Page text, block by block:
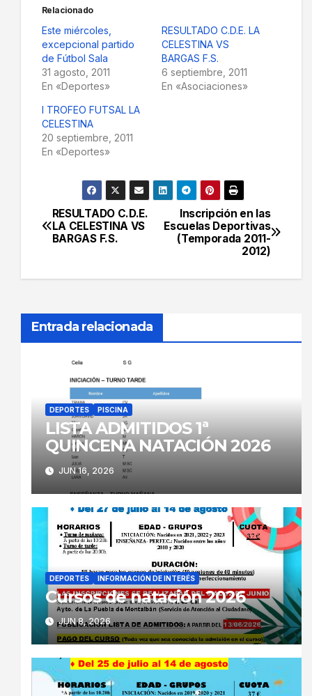
Relacionado
Este miércoles,
excepcional partido
de Fútbol Sala
31 agosto, 2011
En «Deportes»
RESULTADO C.D.E. LA
CELESTINA VS
BARGAS F.S.
6 septiembre, 2011
En «Asociaciones»
I TROFEO FUTSAL LA
CELESTINA
20 septiembre, 2011
En «Deportes»
Navegación
de
entradas
Inscripción en las
Escuelas Deportivas
(Temporada 2011-
2012)
RESULTADO C.D.E.
LA CELESTINA VS
BARGAS F.S.
Entrada relacionada
DEPORTES PISCINA
LISTA ADMITIDOS 1ª
QUINCENA NATACIÓN 2026
JUN 16, 2026
DEPORTES INFORMACIÓN DE INTERÉS
Cursos de natación 2026
JUN 8, 2026